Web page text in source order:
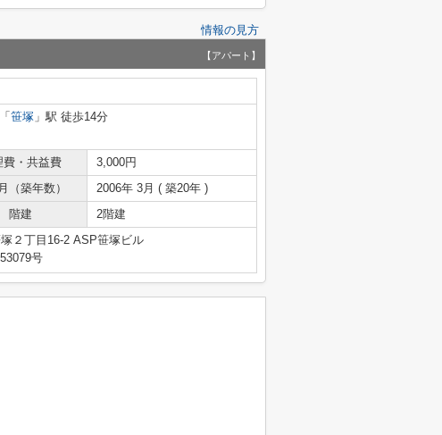
情報の見方
【アパート】
「 笹塚 」駅 徒歩14分
費・共益費
3,000円
（築年数）
2006年 3月 ( 築20年 )
階建 2階建
２丁目16-2 ASP笹塚ビル
号